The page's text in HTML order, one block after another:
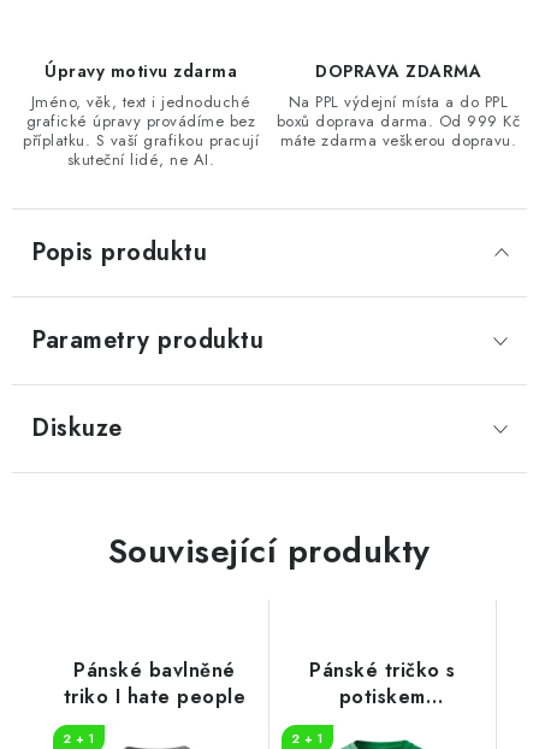
Úpravy motivu zdarma
Jméno, věk, text i jednoduché
grafické úpravy provádíme bez
příplatku. S vaší grafikou pracují
skuteční lidé, ne AI.
DOPRAVA ZDARMA
Na PPL výdejní místa a do PPL
boxů doprava darma. Od 999 Kč
máte zdarma veškerou dopravu.
Popis produktu
Parametry produktu
Diskuze
Související produkty
Pánské bavlněné
triko I hate people
2 + 1
Pánské tričko s
potiskem
Dobrodružství
2 + 1